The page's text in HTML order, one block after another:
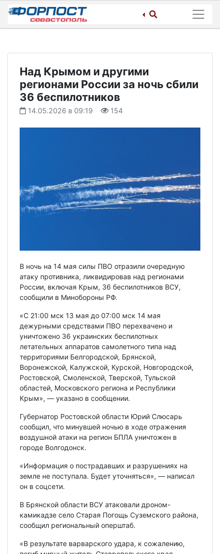
Skip
content
Над Крымом и другими
регионами России за ночь сбили
36 беспилотников
14.05.2026 в 09:19 154
В ночь на 14 мая силы ПВО отразили очередную
атаку противника, ликвидировав над регионами
России, включая Крым, 36 беспилотников ВСУ,
сообщили в Минобороны РФ.
«С 21:00 мск 13 мая до 07:00 мск 14 мая
дежурными средствами ПВО перехвачено и
уничтожено 36 украинских беспилотных
летательных аппаратов самолетного типа над
территориями Белгородской, Брянской,
Воронежской, Калужской, Курской, Новгородской,
Ростовской, Смоленской, Тверской, Тульской
областей, Московского региона и Республики
Крым», — указано в сообщении.
Губернатор Ростовской области Юрий Слюсарь
сообщил, что минувшей ночью в ходе отражения
воздушной атаки на регион БПЛА уничтожен в
городе Волгодонск.
«Информация о пострадавших и разрушениях на
земле не поступала. Будет уточняться», — написал
он в соцсети.
В Брянской области ВСУ атаковали дроном-
камикадзе село Старая Погощь Суземского района,
сообщил региональный оперштаб.
«В результате варварского удара, к сожалению,